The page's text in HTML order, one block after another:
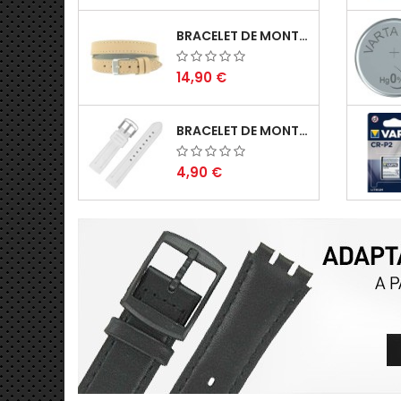
BRACELET DE MONTRE 14MM BEIGE DOUBLE TOUR...
14,90 €
BRACELET DE MONTRE 22MM BLANC EN SILICONE...
4,90 €
4,90 €
0,90 €